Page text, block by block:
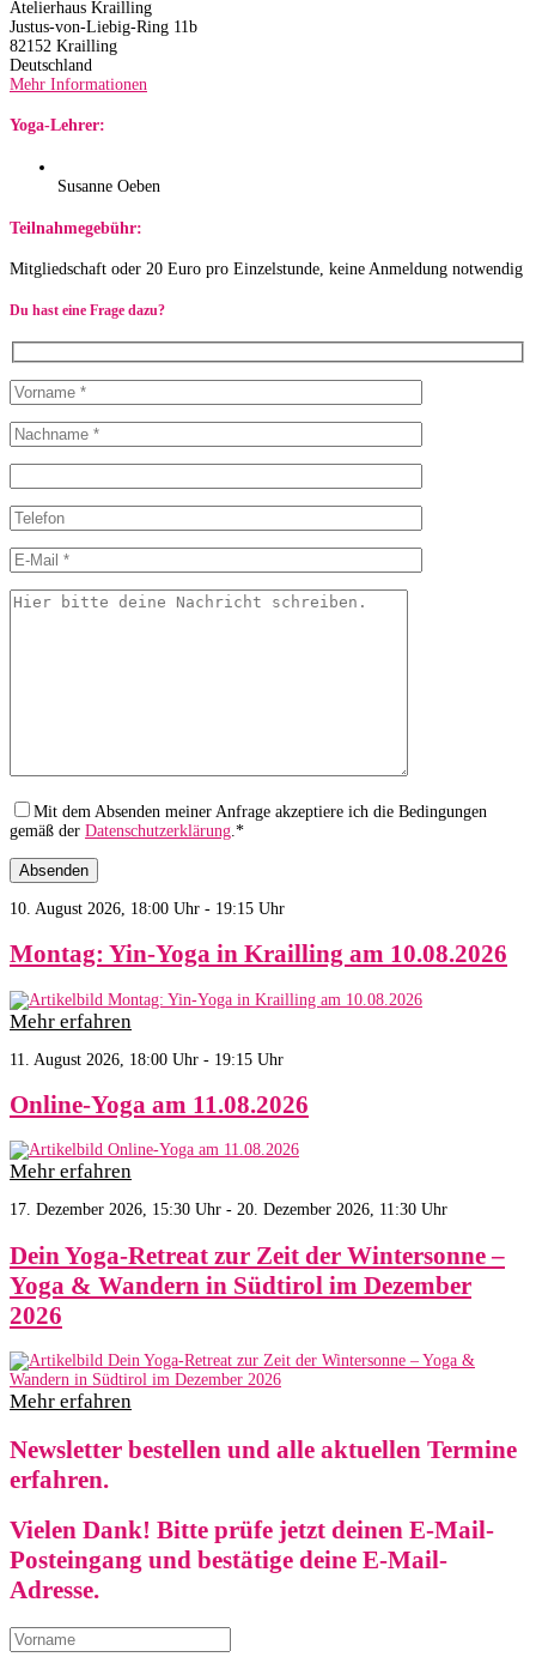
Atelierhaus Krailling
Justus-von-Liebig-Ring 11b
82152 Krailling
Deutschland
Mehr Informationen
Yoga-Lehrer:
Susanne Oeben
Teilnahmegebühr:
Mitgliedschaft oder 20 Euro pro Einzelstunde, keine Anmeldung notwendig
Du hast eine Frage dazu?
Mit dem Absenden meiner Anfrage akzeptiere ich die Bedingungen
gemäß der Datenschutzerklärung .*
10. August 2026, 18:00 Uhr - 19:15 Uhr
Montag: Yin-Yoga in Krailling am 10.08.2026
Mehr erfahren
11. August 2026, 18:00 Uhr - 19:15 Uhr
Online-Yoga am 11.08.2026
Mehr erfahren
17. Dezember 2026, 15:30 Uhr - 20. Dezember 2026, 11:30 Uhr
Dein Yoga-Retreat zur Zeit der Wintersonne –
Yoga & Wandern in Südtirol im Dezember
2026
Mehr erfahren
Newsletter bestellen und alle aktuellen Termine
erfahren.
Vielen Dank! Bitte prüfe jetzt deinen E-Mail-
Posteingang und bestätige deine E-Mail-
Adresse.